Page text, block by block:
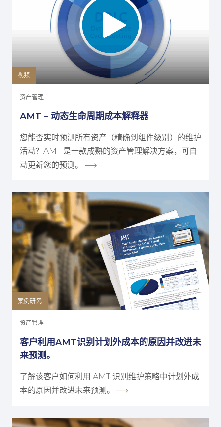
视频
资产管理
AMT – 动态生命周期成本解释器
您能否实时预测所有资产（精确到组件级别）的维护
活动？AMT 是一款成熟的资产管理解决方案，可自
动更新您的预测。
案例研究
资产管理
客户利用AMT识别计划外成本的原因并改进未
来预测。
了解该客户如何利用 AMT 识别维护策略中计划外成
本的原因并改进未来预测。